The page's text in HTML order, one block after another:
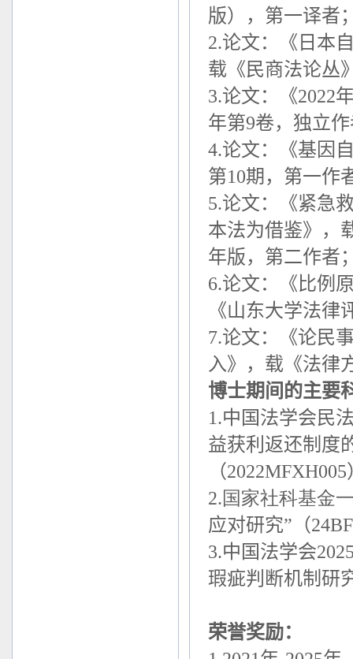
版），第一译者
2.论文：《日本
载《民商法论丛
3.论文：《2022
年第9卷，独立
4.论文：《基因
第10期，第一作
5.论文：《紧急
本法为借鉴》，
年版，第二作者
6.论文：《比例
《山东大学法
7.论文：《论民
入》，载《法律
博士期间的主要
1.中国法学会民
益获利返还制度
（2022MFXH005
2.国家社科基金
应对研究”（
3.中国法学会
瑕疵判断机制研
荣誉奖励：